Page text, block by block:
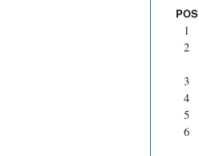
POS
1
2
3
4
5
6